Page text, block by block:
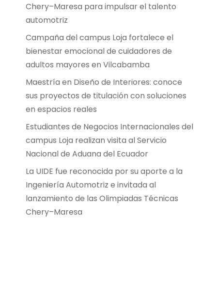
Chery–Maresa para impulsar el talento
automotriz
Campaña del campus Loja fortalece el
bienestar emocional de cuidadores de
adultos mayores en Vilcabamba
Maestría en Diseño de Interiores: conoce
sus proyectos de titulación con soluciones
en espacios reales
Estudiantes de Negocios Internacionales del
campus Loja realizan visita al Servicio
Nacional de Aduana del Ecuador
La UIDE fue reconocida por su aporte a la
Ingeniería Automotriz e invitada al
lanzamiento de las Olimpiadas Técnicas
Chery–Maresa